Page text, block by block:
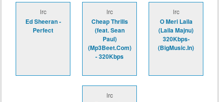
lrc
Ed Sheeran -
Perfect
lrc
Cheap Thrills
(feat. Sean
Paul)
(Mp3Beet.Com)
- 320Kbps
lrc
O Meri Laila
(Laila Majnu)
320Kbps-
(BigMusic.In)
lrc